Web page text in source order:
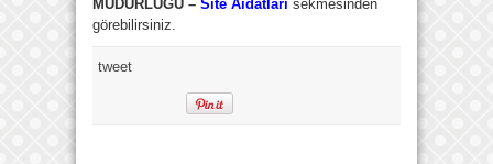
MÜDÜRLÜĞÜ – Site Aidatları sekmesinden
görebilirsiniz.
tweet